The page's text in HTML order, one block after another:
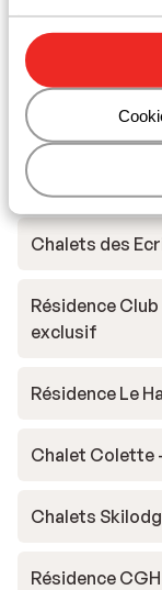
Matériel
Autres
Chalet la
Chalets des
Résidence
exclusif
Résidence Le
Chalet Colette
Chalets
Résidence